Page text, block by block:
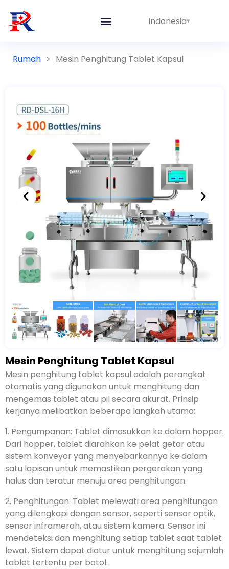
Indonesia
Rumah > Mesin Penghitung Tablet Kapsul
Mesin Penghitung Tablet Kapsul
Mesin penghitung tablet kapsul adalah perangkat
otomatis yang digunakan untuk menghitung dan
mengemas tablet atau pil secara akurat. Prinsip
kerjanya melibatkan beberapa langkah utama:
1. Pengumpanan: Tablet dimasukkan ke dalam hopper.
Dari hopper, tablet diarahkan ke pelat getar atau
sistem konveyor yang menyebarkannya ke dalam
satu lapisan untuk memastikan pergerakan yang
halus dan teratur menuju area penghitungan.
2. Penghitungan: Tablet melewati area penghitungan
yang dilengkapi dengan sensor, seperti sensor optik,
sensor inframerah, atau sistem kamera. Sensor ini
mendeteksi dan menghitung setiap tablet saat tablet
lewat. Sistem dapat diatur untuk menghitung sejumlah
tablet tertentu per botol.